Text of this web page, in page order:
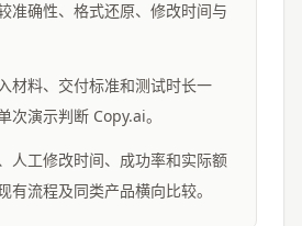
准确性、格式还原、修改时间与
材料、交付标准和测试时长一
次演示判断 Copy.ai。
人工修改时间、成功率和实际额
有流程及同类产品横向比较。